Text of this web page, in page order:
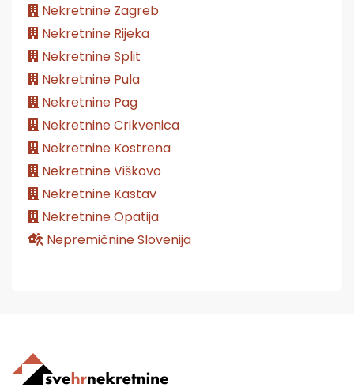
Nekretnine Zagreb
Nekretnine Rijeka
Nekretnine Split
Nekretnine Pula
Nekretnine Pag
Nekretnine Crikvenica
Nekretnine Kostrena
Nekretnine Viškovo
Nekretnine Kastav
Nekretnine Opatija
Nepremičnine Slovenija